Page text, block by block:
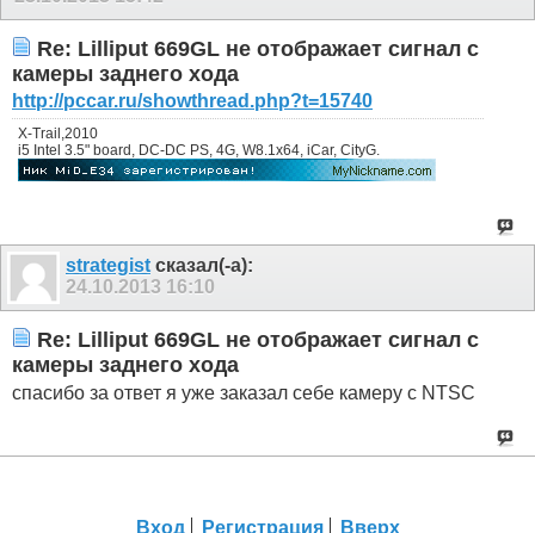
Re: Lilliput 669GL не отображает сигнал с
камеры заднего хода
http://pccar.ru/showthread.php?t=15740
X-Trail,2010
i5 Intel 3.5" board, DC-DC PS, 4G, W8.1x64, iCar, CityG.
strategist сказал(-а):
24.10.2013 16:10
Re: Lilliput 669GL не отображает сигнал с
камеры заднего хода
спасибо за ответ я уже заказал себе камеру с NTSC
Вход Регистрация Вверх